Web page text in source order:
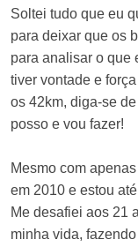
Soltei tudo que eu
para deixar que os
para analisar o que
tiver vontade e
os 42km, diga-se
posso e vou fazer!
Mesmo com
em 2010 e estou
Me desafiei aos 21
minha vida,